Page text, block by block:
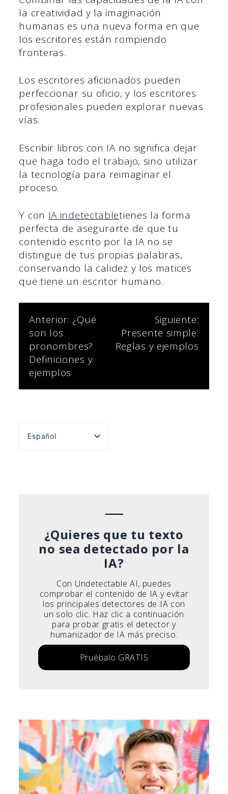
la creatividad y la imaginación
humanas es una nueva forma en que
los escritores están rompiendo
fronteras.
Los escritores aficionados pueden
perfeccionar su oficio, y los escritores
profesionales pueden explorar nuevas
vías.
Escribir libros con IA no significa dejar
que haga todo el trabajo, sino utilizar
la tecnología para reimaginar el
proceso.
Y con IA indetectabletienes la forma
perfecta de asegurarte de que tu
contenido escrito por la IA no se
distingue de tus propias palabras,
conservando la calidez y los matices
que tiene un escritor humano.
Navegación
de
entradas
Anterior: ¿Qué
son los
pronombres?
Definiciones y
ejemplos
Siguiente:
Presente simple:
Reglas y ejemplos
Español
English
¿Quieres que tu texto
no sea detectado por la
IA?
Con Undetectable AI, puedes
comprobar el contenido de IA y evitar
los principales detectores de IA con
un solo clic. Haz clic a continuación
para probar gratis el detector y
humanizador de IA más preciso.
Pruébalo GRATIS